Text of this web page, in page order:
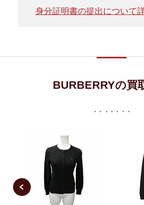
身分証明書の提出について
BURBERRYの買